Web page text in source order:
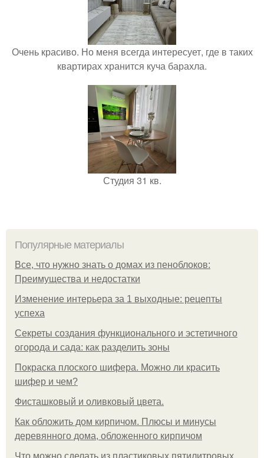
Очень красиво. Но меня всегда интересует, где в таких
квартирах хранится куча барахла.
Студия 31 кв.
Популярные материалы
Все, что нужно знать о домах из пеноблоков:
Преимущества и недостатки
Изменение интерьера за 1 выходные: рецепты
успеха
Секреты создания функционального и эстетичного
огорода и сада: как разделить зоны
Покраска плоского шифера. Можно ли красить
шифер и чем?
Фисташковый и оливковый цвета.
Как обложить дом кирпичом. Плюсы и минусы
деревянного дома, обложенного кирпичом
Что можно сделать из пластиковых пятилитровых